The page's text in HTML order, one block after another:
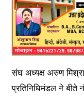
संघ अध्यक्ष अरुण
प्रतिनिधिमंडल ने बीते